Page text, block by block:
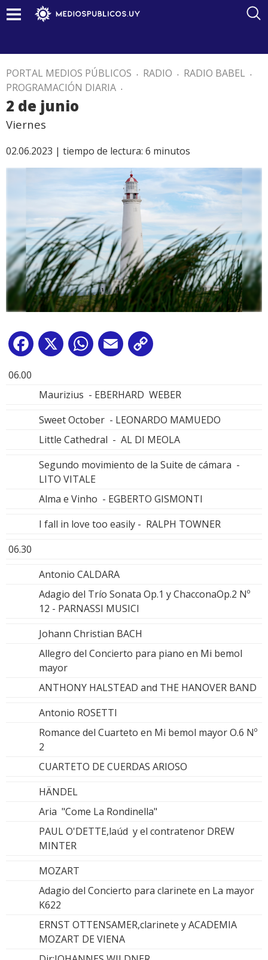
PORTAL MEDIOS PÚBLICOS . RADIO . RADIO BABEL .
PROGRAMACIÓN DIARIA .
2 de junio
Viernes
02.06.2023 | tiempo de lectura: 6 minutos
Facebook
X WhatsApp
Email
06.00
Maurizius - EBERHARD WEBER
Sweet October - LEONARDO MAMUEDO
Little Cathedral - AL DI MEOLA
Segundo movimiento de la Suite de cámara -
LITO VITALE
Alma e Vinho - EGBERTO GISMONTI
I fall in love too easily - RALPH TOWNER
06.30
Antonio CALDARA
Adagio del Trío Sonata Op.1 y ChacconaOp.2 Nº
12 - PARNASSI MUSICI
Johann Christian BACH
Allegro del Concierto para piano en Mi bemol
mayor
ANTHONY HALSTEAD and THE HANOVER BAND
Antonio ROSETTI
Romance del Cuarteto en Mi bemol mayor O.6 Nº
2
CUARTETO DE CUERDAS ARIOSO
HÄNDEL
Aria "Come La Rondinella"
PAUL O'DETTE,laúd y el contratenor DREW
MINTER
MOZART
Adagio del Concierto para clarinete en La mayor
K622
ERNST OTTENSAMER,clarinete y ACADEMIA
MOZART DE VIENA